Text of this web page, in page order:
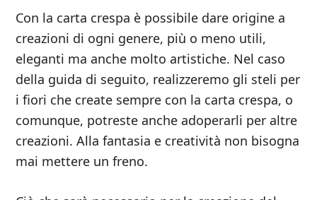
Con la carta crespa è possibile dare origine a
creazioni di ogni genere, più o meno utili,
eleganti ma anche molto artistiche. Nel caso
della guida di seguito, realizzeremo gli steli per
i fiori che create sempre con la carta crespa, o
comunque, potreste anche adoperarli per altre
creazioni. Alla fantasia e creatività non bisogna
mai mettere un freno.